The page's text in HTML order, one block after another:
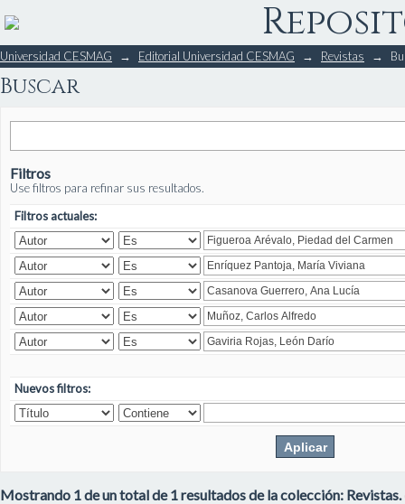
Buscar
Universidad CESMAG → Editorial Universidad CESMAG → Revistas →
Buscar
Filtros
Use filtros para refinar sus resultados.
Filtros actuales:
Nuevos filtros:
Mostrando 1 de un total de 1 resultados de la colección: Revistas.